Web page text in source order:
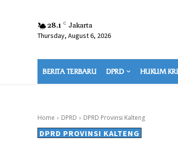
28.1 C Jakarta
Thursday, August 6, 2026
BERITA TERBARU DPRD HUKUM
Home DPRD DPRD Provinsi Kalteng
DPRD PROVINSI KALTENG